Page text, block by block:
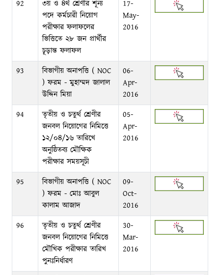
92
৩য় ও ৪র্থ শ্রেণীর শূন্য
পদে কর্মচারী নিয়োগ
পরীক্ষার ফলাফলের
ভিত্তিতে ২৮ জন প্রার্থীর
চূড়ান্ত ফলাফল
17-
May-
2016
93
বিভাগীয় অনাপত্তি ( NOC
) ফরম - মুহাম্মদ জালাল
উদ্দিন মিয়া
06-
Apr-
2016
94
তৃতীয় ও চতুর্থ শ্রেণীর
জনবল নিয়োগের নিমিত্তে
১২/০৪/১৬ তারিখে
অনুষ্ঠিতব্য মৌক্ষিক
পরীক্ষার সময়সূচী
05-
Apr-
2016
95
বিভাগীয় অনাপত্তি ( NOC
) ফরম - মোঃ আবুল
কালাম আজাদ
09-
Oct-
2016
96
তৃতীয় ও চতুর্থ শ্রেণীর
জনবল নিয়োগের নিমিত্তে
মৌখিক পরীক্ষার তারিখ
পুনঃনির্ধারণ
30-
Mar-
2016